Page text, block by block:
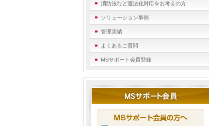
消防法など遵法化対応をお考えの方
ソリューション事例
管理実績
よくあるご質問
MSサポート会員登録